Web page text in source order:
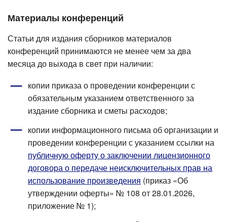
Материалы конференций
Статьи для издания сборников материалов
конференций принимаются не менее чем за два
месяца до выхода в свет при наличии:
копии приказа о проведении конференции с
обязательным указанием ответственного за
издание сборника и сметы расходов;
копии информационного письма об организации и
проведении конференции с указанием ссылки на
публичную оферту о заключении лицензионного
договора о передаче неисключительных прав на
использование произведения (приказ «Об
утверждении оферты» № 108 от 28.01.2026,
приложение № 1);